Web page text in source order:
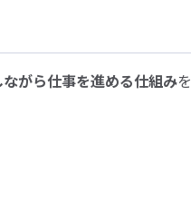
がら仕事を進める仕組みを